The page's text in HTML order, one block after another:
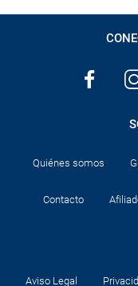
Quiénes somos
Contacto
Aviso Legal